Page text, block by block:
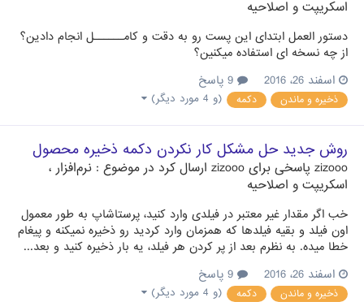
اسکریپت و اصلاحیه
دستور العمل ابتدای این پست رو به دقت و کامــــــل انجام دادین؟
از چه نسخه ای استفاده میکنین؟
اسفند 26، 2016
ذخیره و ماندن دکمه (و 4 مورد دیگر)
روش جدید حل مشکل کار نکردن دکمه ذخیره محصول
zizooo پاسخی برای zizooo ارسال کرد در موضوع : نرم‌افزار ،
اسکریپت و اصلاحیه
خب اگر مقدار غیر معتبر در فیلدی وارد کنید، پرستاشاپ به طور معمول
اون فیلد و بقیه فیلدها که همزمان وارد کردید رو ذخیره نمیکنه و پیغام
خطا میده. به نظرم بعد از پر کردن هر فیلد، یه بار ذخیره کنید و بعد...
اسفند 26، 2016
ذخیره و ماندن دکمه (و 4 مورد دیگر)